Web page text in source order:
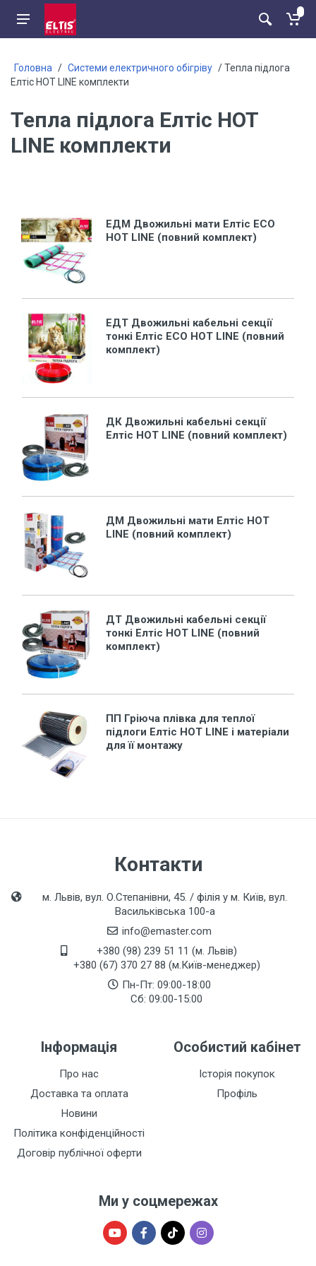
Головна / Системи електричного обігріву / Тепла підлога
Елтіс HOT LINE комплекти
Тепла підлога Елтіс HOT
LINE комплекти
EДМ Двожильні мати Елтіс ECO
HOT LINE (повний комплект)
EДТ Двожильні кабельні секції
тонкі Елтіс ECO HOT LINE (повний
комплект)
ДК Двожильні кабельні секції
Елтіс HOT LINE (повний комплект)
ДМ Двожильні мати Елтіс HOT
LINE (повний комплект)
ДТ Двожильні кабельні секції
тонкі Елтіс HOT LINE (повний
комплект)
ПП Гріюча плівка для теплої
підлоги Елтіс HOT LINE і матеріали
для її монтажу
Контакти
м. Львів, вул. О.Степанівни, 45. / філія у м. Київ, вул.
Васильківська 100-а
info@emaster.com
+380 (98) 239 51 11 (м. Львів)
+380 (67) 370 27 88 (м.Київ-менеджер)
Пн-Пт: 09:00-18:00
Сб: 09:00-15:00
Інформація
Про нас
Доставка та оплата
Новини
Політика конфіденційності
Договір публічної оферти
Особистий кабінет
Історія покупок
Профіль
Ми у соцмережах